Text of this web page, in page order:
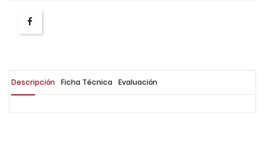
Descripción Ficha Técnica Evaluación